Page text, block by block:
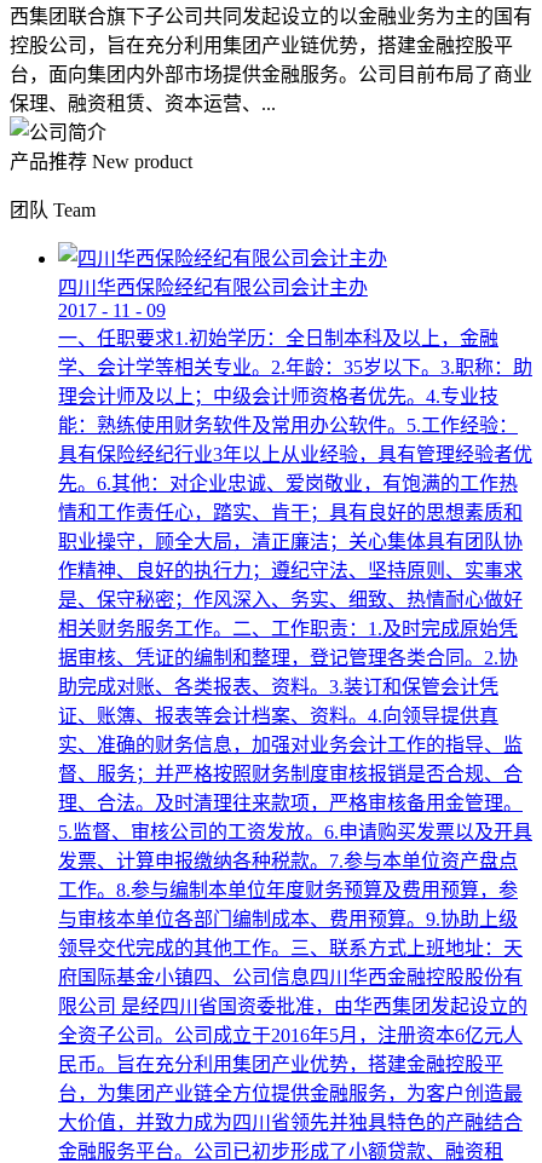
西集团联合旗下子公司共同发起设立的以金融业务为主的国有
控股公司，旨在充分利用集团产业链优势，搭建金融控股平
台，面向集团内外部市场提供金融服务。公司目前布局了商业
保理、融资租赁、资本运营、...
产品推荐 New product
团队 Team
四川华西保险经纪有限公司会计主办
2017 - 11 - 09
一、任职要求1.初始学历：全日制本科及以上，金融
学、会计学等相关专业。2.年龄：35岁以下。3.职称：助
理会计师及以上；中级会计师资格者优先。4.专业技
能：熟练使用财务软件及常用办公软件。5.工作经验：
具有保险经纪行业3年以上从业经验，具有管理经验者优
先。6.其他：对企业忠诚、爱岗敬业，有饱满的工作热
情和工作责任心，踏实、肯干；具有良好的思想素质和
职业操守，顾全大局，清正廉洁；关心集体具有团队协
作精神、良好的执行力；遵纪守法、坚持原则、实事求
是、保守秘密；作风深入、务实、细致、热情耐心做好
相关财务服务工作。二、工作职责：1.及时完成原始凭
据审核、凭证的编制和整理，登记管理各类合同。2.协
助完成对账、各类报表、资料。3.装订和保管会计凭
证、账簿、报表等会计档案、资料。4.向领导提供真
实、准确的财务信息，加强对业务会计工作的指导、监
督、服务；并严格按照财务制度审核报销是否合规、合
理、合法。及时清理往来款项，严格审核备用金管理。
5.监督、审核公司的工资发放。6.申请购买发票以及开具
发票、计算申报缴纳各种税款。7.参与本单位资产盘点
工作。8.参与编制本单位年度财务预算及费用预算，参
与审核本单位各部门编制成本、费用预算。9.协助上级
领导交代完成的其他工作。三、联系方式上班地址：天
府国际基金小镇四、公司信息四川华西金融控股股份有
限公司 是经四川省国资委批准，由华西集团发起设立的
全资子公司。公司成立于2016年5月，注册资本6亿元人
民币。旨在充分利用集团产业优势，搭建金融控股平
台，为集团产业链全方位提供金融服务，为客户创造最
大价值，并致力成为四川省领先并独具特色的产融结合
金融服务平台。公司已初步形成了小额贷款、融资租